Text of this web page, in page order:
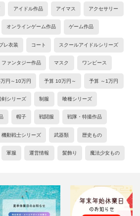
アイドル作品 アイマス アクセサリー
オンラインゲーム作品 ゲーム作品
レ衣装 コート スクールアイドルシリーズ
ファンタジー作品 マスク ワンピース
円～10万円 予算 10万円～ 予算 ～1万円
剣シリーズ 制服 喰種シリーズ
帽子 戦闘服 戦隊・特撮作品
機動戦士シリーズ 武器類 歴史もの
軍服 運営情報 髪飾り 魔法少女もの